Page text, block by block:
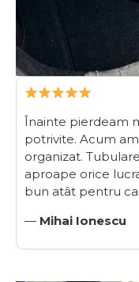
Înainte pierdeam
potrivite. Acum
organizat.
aproape orice
bun atât pentru
— Mihai Ionescu